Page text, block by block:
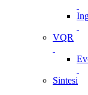
VQR
Sintesi